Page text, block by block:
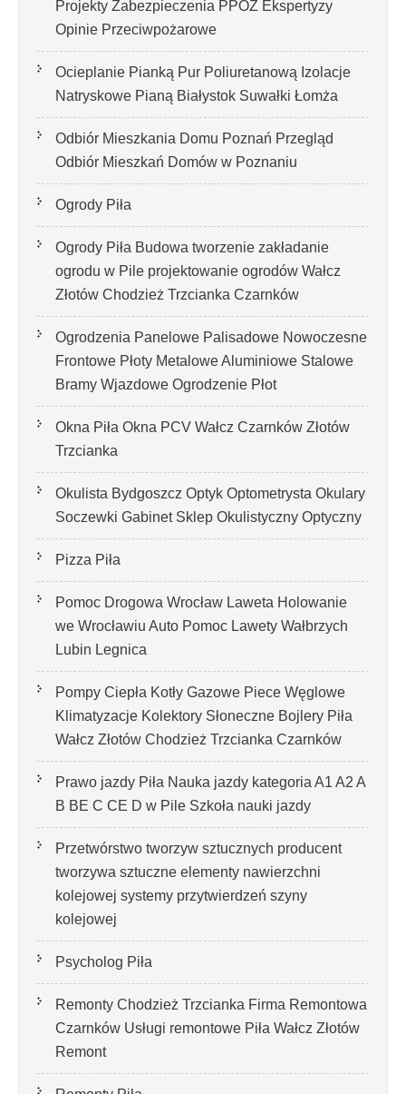
Projekty Zabezpieczenia PPOŻ Ekspertyzy
Opinie Przeciwpożarowe
Ocieplanie Pianką Pur Poliuretanową Izolacje
Natryskowe Pianą Białystok Suwałki Łomża
Odbiór Mieszkania Domu Poznań Przegląd
Odbiór Mieszkań Domów w Poznaniu
Ogrody Piła
Ogrody Piła Budowa tworzenie zakładanie
ogrodu w Pile projektowanie ogrodów Wałcz
Złotów Chodzież Trzcianka Czarnków
Ogrodzenia Panelowe Palisadowe Nowoczesne
Frontowe Płoty Metalowe Aluminiowe Stalowe
Bramy Wjazdowe Ogrodzenie Płot
Okna Piła Okna PCV Wałcz Czarnków Złotów
Trzcianka
Okulista Bydgoszcz Optyk Optometrysta Okulary
Soczewki Gabinet Sklep Okulistyczny Optyczny
Pizza Piła
Pomoc Drogowa Wrocław Laweta Holowanie
we Wrocławiu Auto Pomoc Lawety Wałbrzych
Lubin Legnica
Pompy Ciepła Kotły Gazowe Piece Węglowe
Klimatyzacje Kolektory Słoneczne Bojlery Piła
Wałcz Złotów Chodzież Trzcianka Czarnków
Prawo jazdy Piła Nauka jazdy kategoria A1 A2 A
B BE C CE D‎ w Pile Szkoła nauki jazdy
Przetwórstwo tworzyw sztucznych producent
tworzywa sztuczne elementy nawierzchni
kolejowej systemy przytwierdzeń szyny
kolejowej
Psycholog Piła
Remonty Chodzież Trzcianka Firma Remontowa
Czarnków Usługi remontowe Piła Wałcz Złotów
Remont